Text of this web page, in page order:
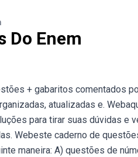
Do Enem
+ gabaritos comentados
atualizadas e.
para tirar suas dúvidas e
Webeste caderno de
maneira: A) questões de